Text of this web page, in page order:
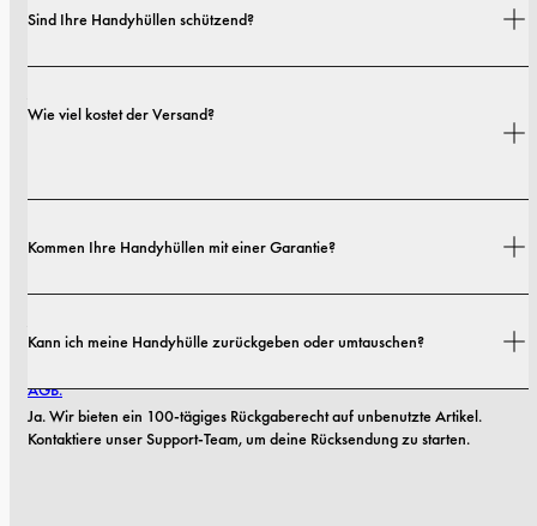
Sind Ihre Handyhüllen schützend?
Optionen von schlanken Profilen bis hin zu besonders robusten
Wie viel kostet der Versand?
Details findest du in unserer Versandrichtlinie.
Kommen Ihre Handyhüllen mit einer Garantie?
innerhalb der ersten 12 Monate Material- oder Verarbeitungsfehler
AGB.
Kann ich meine Handyhülle zurückgeben oder umtauschen?
Ja. Wir bieten ein 100-tägiges Rückgaberecht auf unbenutzte Artikel.
Kontaktiere unser Support-Team, um deine Rücksendung zu starten.